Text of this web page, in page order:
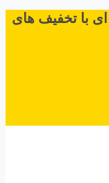
با تخفیف های